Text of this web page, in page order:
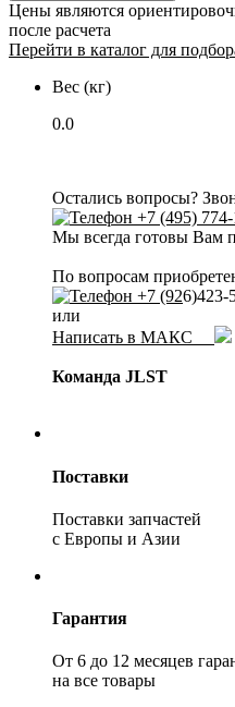
Цены являются
после расчета
Перейти в каталог для
Вес (кг)
0.0
Остались вопросы?
+7 (495)
Мы всегда готовы Вам
По вопросам
+7 (926)423-
или
Написать в МАКС
Команда JLST
Поставки
Поставки запчастей
с Европы и Азии
Гарантия
От 6 до 12 месяцев
на все товары